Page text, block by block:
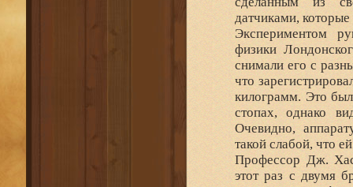
датчиками,
Экспериментом
физики
снимали его с
что
килограмм. Это
стопах, однако
Очевидно,
такой слабой, что
Профессор Дж.
этот раз с двумя